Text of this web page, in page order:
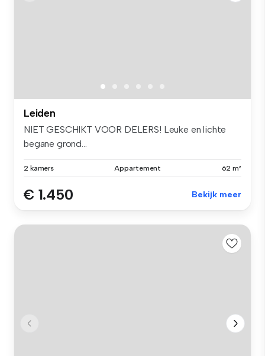
Leiden
NIET GESCHIKT VOOR DELERS! Leuke en lichte
begane grond...
2 kamers Appartement 62 m²
€ 1.450 Bekijk meer